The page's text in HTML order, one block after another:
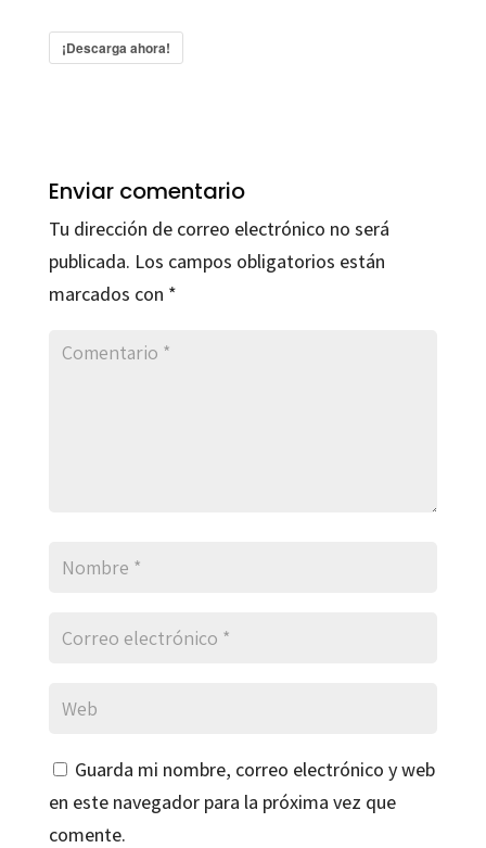
¡Descarga ahora!
Enviar comentario
Tu dirección de correo electrónico no será
publicada. Los campos obligatorios están
marcados con *
Guarda mi nombre, correo electrónico y web
en este navegador para la próxima vez que
comente.